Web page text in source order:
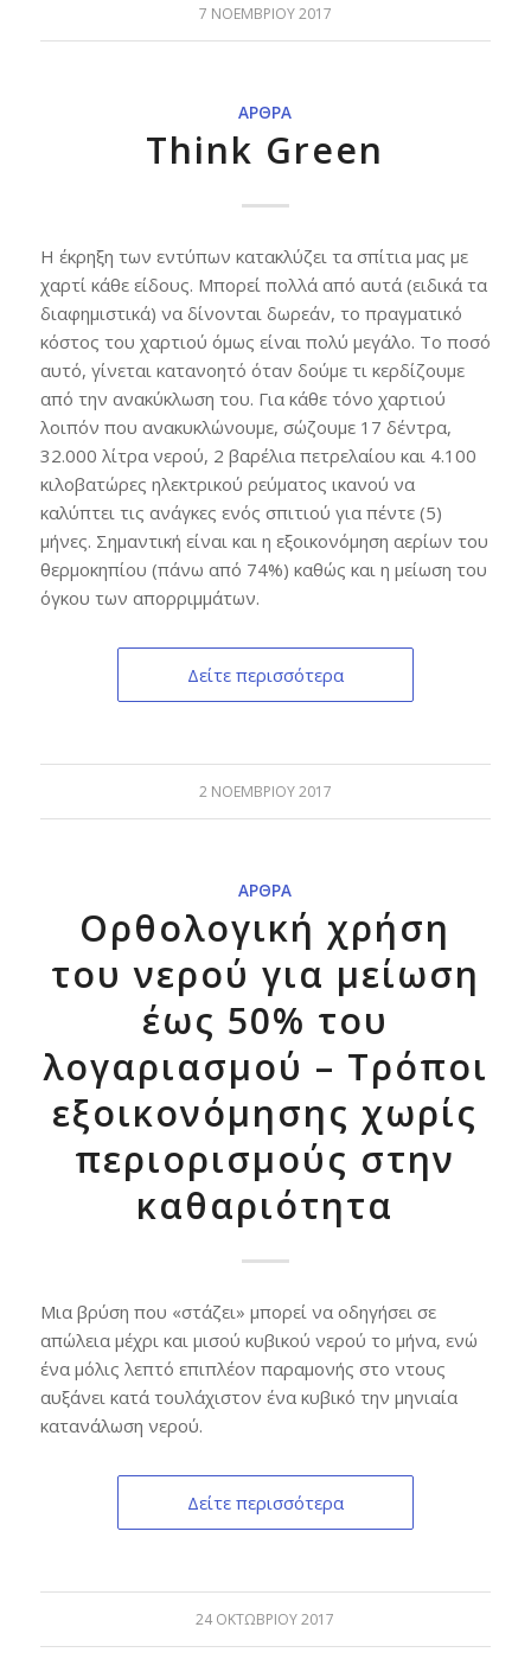
7 ΝΟΕΜΒΡΊΟΥ 2017
ΆΡΘΡΑ
Think Green
Η έκρηξη των εντύπων κατακλύζει τα σπίτια μας με
χαρτί κάθε είδους. Μπορεί πολλά από αυτά (ειδικά τα
διαφημιστικά) να δίνονται δωρεάν, το πραγματικό
κόστος του χαρτιού όμως είναι πολύ μεγάλο. Το ποσό
αυτό, γίνεται κατανοητό όταν δούμε τι κερδίζουμε
από την ανακύκλωση του. Για κάθε τόνο χαρτιού
λοιπόν που ανακυκλώνουμε, σώζουμε 17 δέντρα,
32.000 λίτρα νερού, 2 βαρέλια πετρελαίου και 4.100
κιλοβατώρες ηλεκτρικού ρεύματος ικανού να
καλύπτει τις ανάγκες ενός σπιτιού για πέντε (5)
μήνες. Σημαντική είναι και η εξοικονόμηση αερίων του
θερμοκηπίου (πάνω από 74%) καθώς και η μείωση του
όγκου των απορριμμάτων.
Δείτε περισσότερα
2 ΝΟΕΜΒΡΊΟΥ 2017
ΆΡΘΡΑ
Ορθολογική χρήση
του νερού για μείωση
έως 50% του
λογαριασμού – Τρόποι
εξοικονόμησης χωρίς
περιορισμούς στην
καθαριότητα
Μια βρύση που «στάζει» μπορεί να οδηγήσει σε
απώλεια μέχρι και μισού κυβικού νερού το μήνα, ενώ
ένα μόλις λεπτό επιπλέον παραμονής στο ντους
αυξάνει κατά τουλάχιστον ένα κυβικό την μηνιαία
κατανάλωση νερού.
Δείτε περισσότερα
24 ΟΚΤΩΒΡΊΟΥ 2017